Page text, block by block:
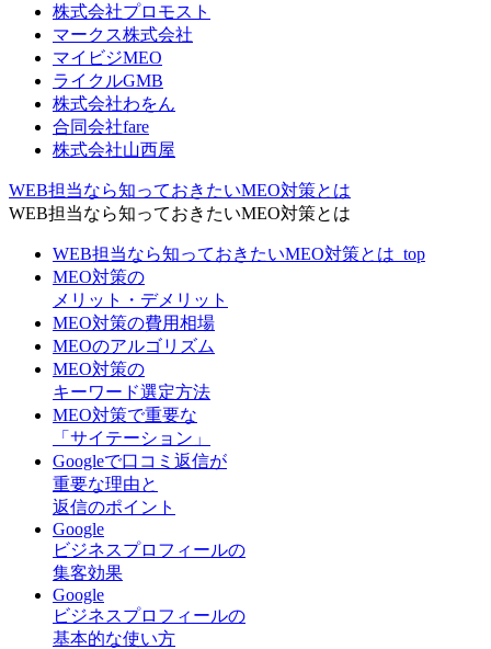
株式会社プロモスト
マークス株式会社
マイビジMEO
ライクルGMB
株式会社わをん
合同会社fare
株式会社山西屋
WEB担当なら知っておきたいMEO対策とは
WEB担当なら知っておきたいMEO対策とは
WEB担当なら知っておきたいMEO対策とは_top
MEO対策の
メリット・デメリット
MEO対策の費用相場
MEOのアルゴリズム
MEO対策の
キーワード選定方法
MEO対策で重要な
「サイテーション」
Googleで口コミ返信が
重要な理由と
返信のポイント
Google
ビジネスプロフィールの
集客効果
Google
ビジネスプロフィールの
基本的な使い方